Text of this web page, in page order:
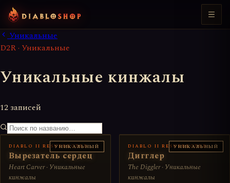
Уникальные
D2R · Уникальные
Уникальные кинжалы
12 записей
УНИКАЛЬНЫЙ
DIABLO II RESURRECTED
Вырезатель сердец
Heart Carver · Уникальные
кинжалы
УНИКАЛЬНЫЙ
DIABLO II RESURRECTED
Дигглер
The Diggler · Уникальные
кинжалы